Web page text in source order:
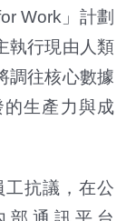
Work」計劃
執行現由人類
調往核心數據
生產力與成
抗議，在公